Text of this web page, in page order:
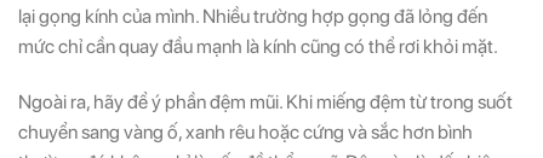
lại gọng kính của mình. Nhiều trường hợp gọng đã lỏng đến
mức chỉ cần quay đầu mạnh là kính cũng có thể rơi khỏi mặt.
Ngoài ra, hãy để ý phần đệm mũi. Khi miếng đệm từ trong suốt
chuyển sang vàng ố, xanh rêu hoặc cứng và sắc hơn bình